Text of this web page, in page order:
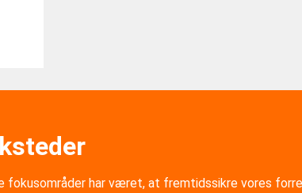
har været, at fremtidssikre vores